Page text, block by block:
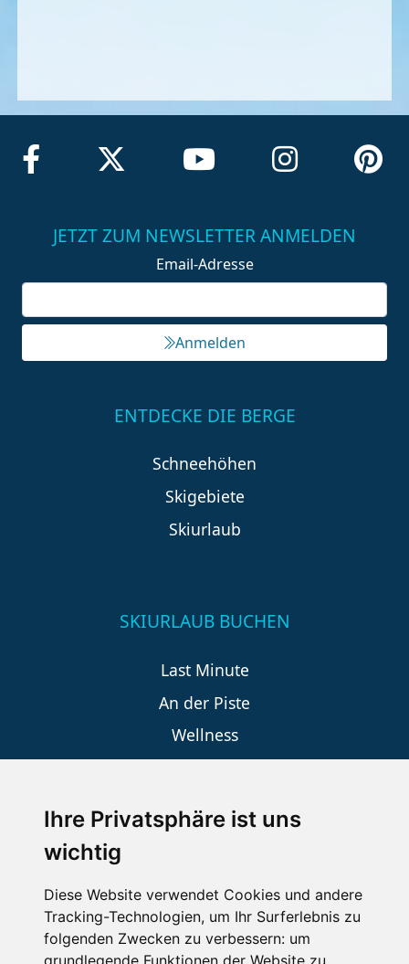
Ihre Privatsphäre ist uns
wichtig
Diese Website verwendet Cookies und andere
Tracking-Technologien, um Ihr Surferlebnis zu
folgenden Zwecken zu verbessern: um
grundlegende Funktionen der Website zu
JETZT ZUM NEWSLETTER ANMELDEN
Email-Adresse
Anmelden
ENTDECKE DIE BERGE
Schneehöhen
Skigebiete
Skiurlaub
SKIURLAUB BUCHEN
Last Minute
An der Piste
Wellness
SCHNEEHÖHEN SKI APP
Die Schneehoehen Ski APP für iOS und Android - Ein
Muss für alle Wintersportler und Schneefreaks!